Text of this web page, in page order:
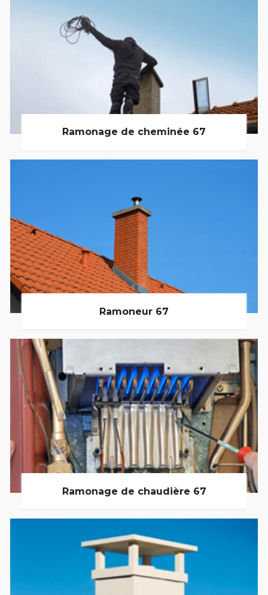
Ramonage de cheminée 67
Ramoneur 67
Ramonage de chaudière 67